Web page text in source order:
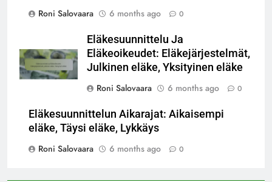
Roni Salovaara
6 months ago 0
Eläkesuunnittelu Ja
Eläkeoikeudet: Eläkejärjestelmät,
Julkinen eläke, Yksityinen eläke
Roni Salovaara
6 months ago 0
Eläkesuunnittelun Aikarajat: Aikaisempi
eläke, Täysi eläke, Lykkäys
Roni Salovaara
6 months ago 0